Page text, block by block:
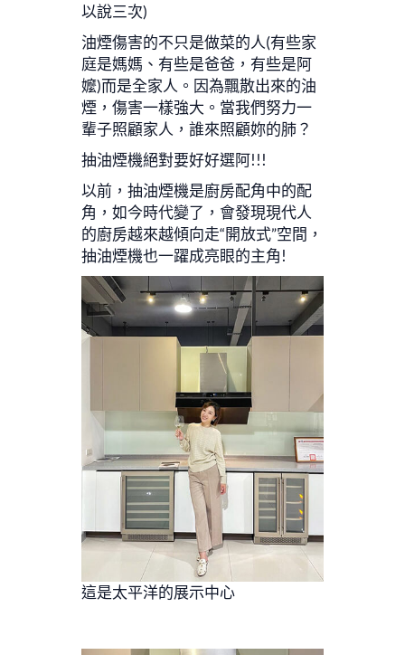
以說三次)
油煙傷害的不只是做菜的人(有些家
庭是媽媽、有些是爸爸，有些是阿
嬤)而是全家人。因為飄散出來的油
煙，傷害一樣強大。當我們努力一
輩子照顧家人，誰來照顧妳的肺？
抽油煙機絕對要好好選阿!!!
以前，抽油煙機是廚房配角中的配
角，如今時代變了，會發現現代人
的廚房越來越傾向走“開放式”空間，
抽油煙機也一躍成亮眼的主角!
這是太平洋的展示中心